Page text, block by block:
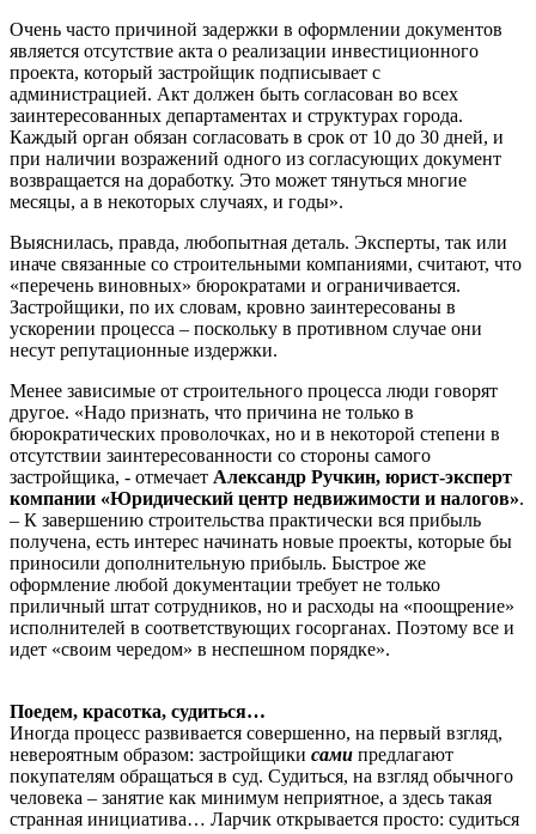
Очень часто причиной задержки в оформлении документов
является отсутствие акта о реализации инвестиционного
проекта, который застройщик подписывает с
администрацией. Акт должен быть согласован во всех
заинтересованных департаментах и структурах города.
Каждый орган обязан согласовать в срок от 10 до 30 дней, и
при наличии возражений одного из согласующих документ
возвращается на доработку. Это может тянуться многие
месяцы, а в некоторых случаях, и годы».
Выяснилась, правда, любопытная деталь. Эксперты, так или
иначе связанные со строительными компаниями, считают, что
«перечень виновных» бюрократами и ограничивается.
Застройщики, по их словам, кровно заинтересованы в
ускорении процесса – поскольку в противном случае они
несут репутационные издержки.
Менее зависимые от строительного процесса люди говорят
другое. «Надо признать, что причина не только в
бюрократических проволочках, но и в некоторой степени в
отсутствии заинтересованности со стороны самого
застройщика, - отмечает Александр Ручкин, юрист-эксперт
компании «Юридический центр недвижимости и налогов».
– К завершению строительства практически вся прибыль
получена, есть интерес начинать новые проекты, которые бы
приносили дополнительную прибыль. Быстрое же
оформление любой документации требует не только
приличный штат сотрудников, но и расходы на «поощрение»
исполнителей в соответствующих госорганах. Поэтому все и
идет «своим чередом» в неспешном порядке».
Поедем, красотка, судиться…
Иногда процесс развивается совершенно, на первый взгляд,
невероятным образом: застройщики сами предлагают
покупателям обращаться в суд. Судиться, на взгляд обычного
человека – занятие как минимум неприятное, а здесь такая
странная инициатива… Ларчик открывается просто: судиться